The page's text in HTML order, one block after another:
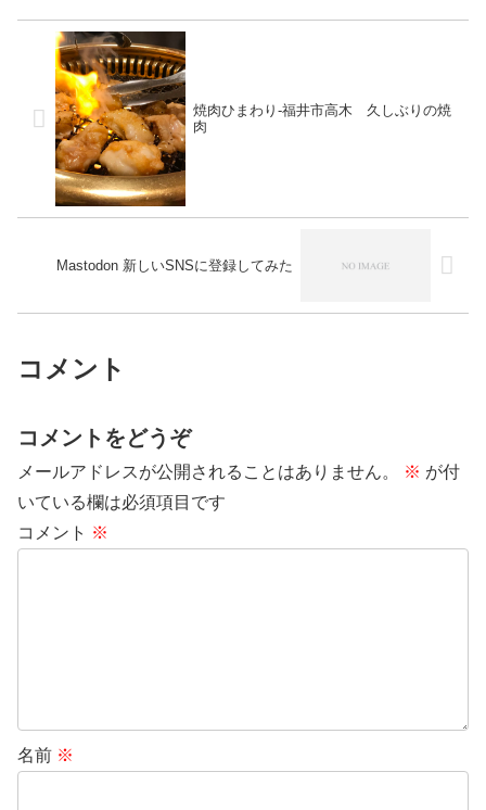
焼肉ひまわり-福井市高木 久しぶりの焼
肉
Mastodon 新しいSNSに登録してみた
コメント
コメントをどうぞ
メールアドレスが公開されることはありません。 ※ が付
いている欄は必須項目です
コメント ※
名前 ※